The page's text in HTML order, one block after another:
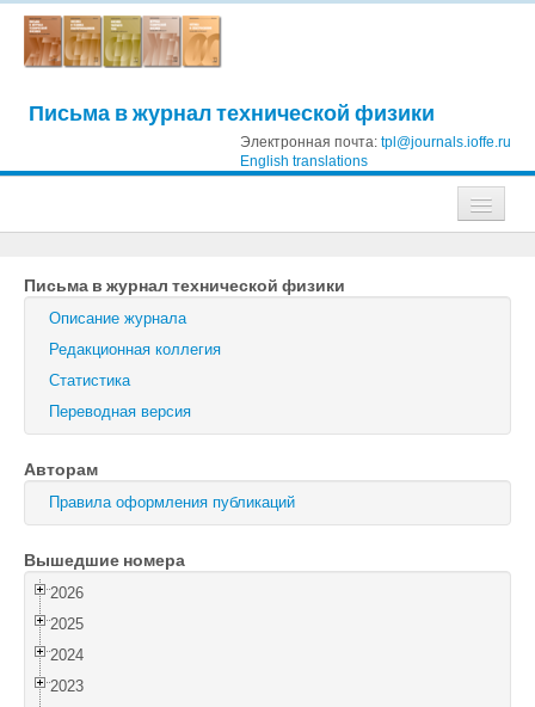
Письма в журнал технической физики
Электронная почта: tpl@journals.ioffe.ru
English translations
Журнал технической физики
Письма в Журнал технической физики
Физика твердого тела
Физика и техника полупроводников
Оптика и спектроскопия
Поиск
Войти
Письма в журнал технической физики
Описание журнала
Редакционная коллегия
Статистика
Переводная версия
Авторам
Правила оформления публикаций
Вышедшие номера
2026
2025
2024
2023